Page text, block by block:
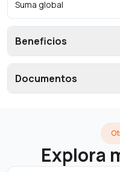
Suma global
Beneficios
Documentos
Explora